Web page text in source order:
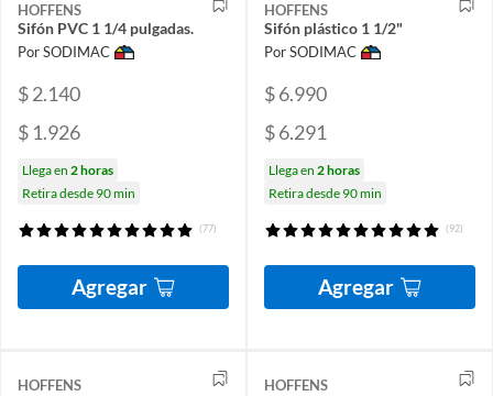
HOFFENS
Sifón PVC 1 1/4 pulgadas.
Por SODIMAC
$ 2.140
$ 1.926
Llega en 2 horas
Retira desde 90 min
(77)
Agregar
HOFFENS
Sifón plástico 1 1/2"
Por SODIMAC
$ 6.990
$ 6.291
Llega en 2 horas
Retira desde 90 min
(92)
Agregar
HOFFENS HOFFENS